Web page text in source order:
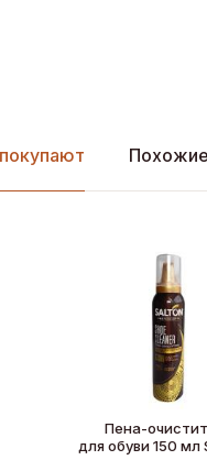
Пена-
для обуви 150 мл